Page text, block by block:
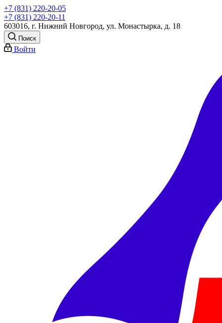
+7 (831) 220-20-05
+7 (831) 220-20-11
603016, г. Нижний Новгород, ул. Монастырка, д. 18
Поиск
Войти